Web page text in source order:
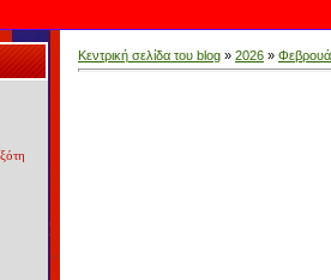
Κεντρική σελίδα του blog » 2026 »